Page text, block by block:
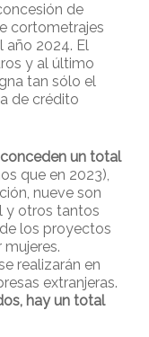
de
cortometrajes
año 2024. El
y al último
tan sólo el
de crédito
un total
que en 2023),
nueve son
y otros tantos
los proyectos
mujeres.
realizarán en
extranjeras.
hay un total